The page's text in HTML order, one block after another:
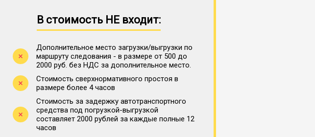
В стоимость НЕ входит:
Дополнительное место загрузки/выгрузки по
маршруту следования - в размере от 500 до
2000 руб. без НДС за дополнительное место.
Стоимость сверхнормативного простоя в
размере более 4 часов
Стоимость за задержку автотранспортного
средства под погрузкой-выгрузкой
составляет 2000 рублей за каждые полные 12
часов